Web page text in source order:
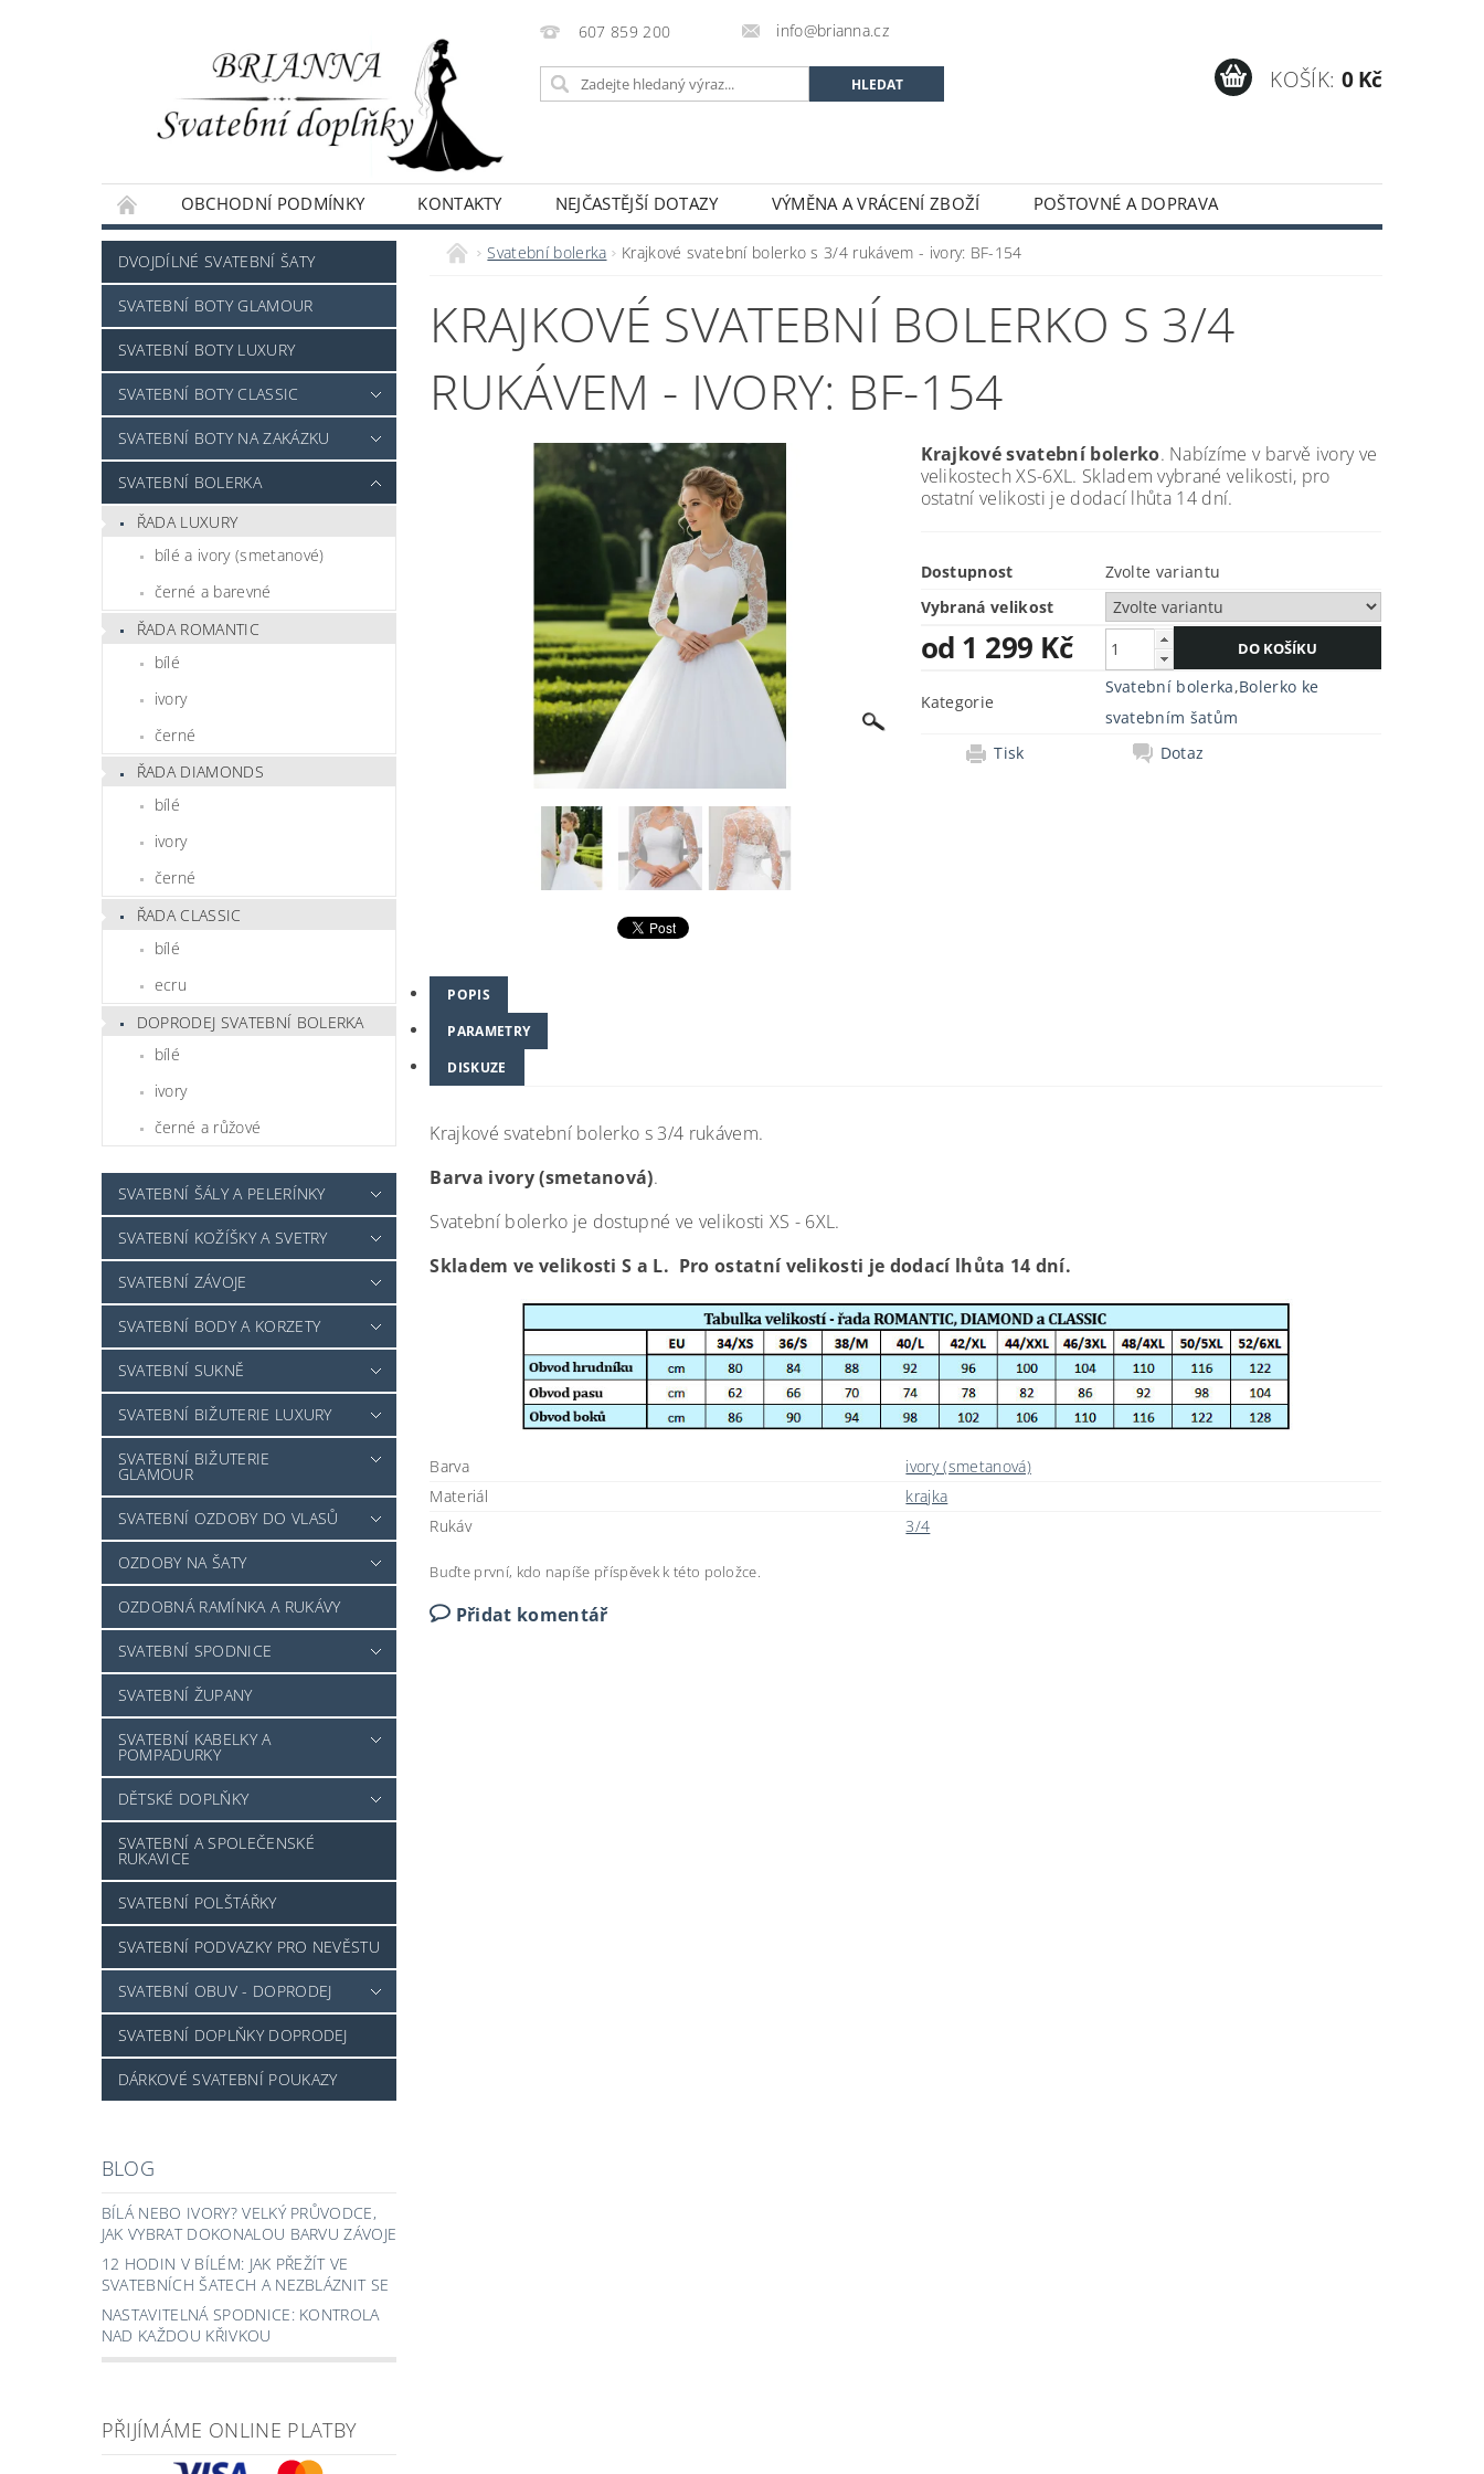
607 859 200 info@brianna.cz
KOŠÍK: 0 Kč
OBCHODNÍ PODMÍNKY KONTAKTY NEJČASTĚJŠÍ DOTAZY VÝMĚNA A VRÁCENÍ ZBOŽÍ
POŠTOVNÉ A DOPRAVA
NAPIŠTE NÁM
DVOJDÍLNÉ SVATEBNÍ ŠATY
SVATEBNÍ BOTY GLAMOUR
SVATEBNÍ BOTY LUXURY
SVATEBNÍ BOTY CLASSIC
SVATEBNÍ BOTY NA ZAKÁZKU
SVATEBNÍ BOLERKA
ŘADA LUXURY
bílé a ivory (smetanové)
černé a barevné
ŘADA ROMANTIC
bílé
ivory
černé
ŘADA DIAMONDS
bílé
ivory
černé
ŘADA CLASSIC
bílé
ecru
DOPRODEJ SVATEBNÍ BOLERKA
bílé
ivory
černé a růžové
SVATEBNÍ ŠÁLY A PELERÍNKY
SVATEBNÍ KOŽÍŠKY A SVETRY
SVATEBNÍ ZÁVOJE
SVATEBNÍ BODY A KORZETY
SVATEBNÍ SUKNĚ
SVATEBNÍ BIŽUTERIE LUXURY
SVATEBNÍ BIŽUTERIE
GLAMOUR
SVATEBNÍ OZDOBY DO VLASŮ
OZDOBY NA ŠATY
OZDOBNÁ RAMÍNKA A RUKÁVY
SVATEBNÍ SPODNICE
SVATEBNÍ ŽUPANY
SVATEBNÍ KABELKY A
POMPADURKY
DĚTSKÉ DOPLŇKY
SVATEBNÍ A SPOLEČENSKÉ
RUKAVICE
SVATEBNÍ POLŠTÁŘKY
SVATEBNÍ PODVAZKY PRO NEVĚSTU
SVATEBNÍ OBUV - DOPRODEJ
SVATEBNÍ DOPLŇKY DOPRODEJ
DÁRKOVÉ SVATEBNÍ POUKAZY
BLOG
BÍLÁ NEBO IVORY? VELKÝ PRŮVODCE,
JAK VYBRAT DOKONALOU BARVU ZÁVOJE
12 HODIN V BÍLÉM: JAK PŘEŽÍT VE
SVATEBNÍCH ŠATECH A NEZBLÁZNIT SE
NASTAVITELNÁ SPODNICE: KONTROLA
NAD KAŽDOU KŘIVKOU
PŘIJÍMÁME ONLINE PLATBY
Svatební bolerka Krajkové svatební bolerko s 3/4 rukávem - ivory: BF-154
KRAJKOVÉ SVATEBNÍ BOLERKO S 3/4
RUKÁVEM - IVORY: BF-154
Krajkové svatební bolerko. Nabízíme v barvě ivory ve
velikostech XS-6XL. Skladem vybrané velikosti, pro
ostatní velikosti je dodací lhůta 14 dní.
Dostupnost
Zvolte variantu
Vybraná velikost
od 1 299 Kč
Kategorie
Svatební bolerka,Bolerko ke
svatebním šatům
Tisk
Dotaz
POPIS
PARAMETRY
DISKUZE
Krajkové svatební bolerko s 3/4 rukávem.
Barva ivory (smetanová).
Svatební bolerko je dostupné ve velikosti XS - 6XL.
Skladem ve velikosti S a L. Pro ostatní velikosti je dodací lhůta 14 dní.
Barva
ivory (smetanová)
Materiál
krajka
Rukáv
3/4
Buďte první, kdo napíše příspěvek k této položce.
Přidat komentář